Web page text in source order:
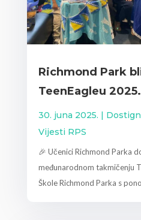
Richmond Park
TeenEagleu 2025.
30. juna 2025. |
Vijesti RPS
🎉 Učenici Richmond Parka
međunarodnom takmičenju
Škole Richmond Parka s